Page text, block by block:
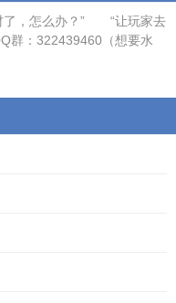
了，怎么办？” “让玩家去
：322439460（想要水